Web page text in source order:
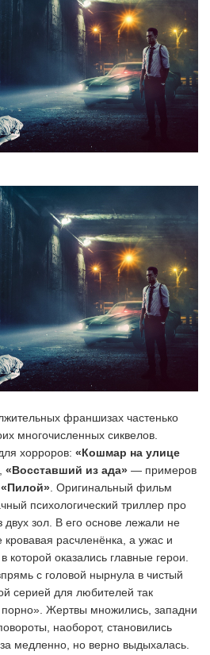
франшизах частенько
многочисленных сиквелов.
хорроров: «Кошмар на улице
«Восставший из ада» — примеров
«Пилой» . Оригинальный фильм
психологический триллер про
двух зол. В его основе лежали не
расчленёнка, а ужас и
которой оказались главные герои.
с головой нырнула в чистый
серией для любителей так
порно». Жертвы множились, западни
наоборот, становились
медленно, но верно выдыхалась.